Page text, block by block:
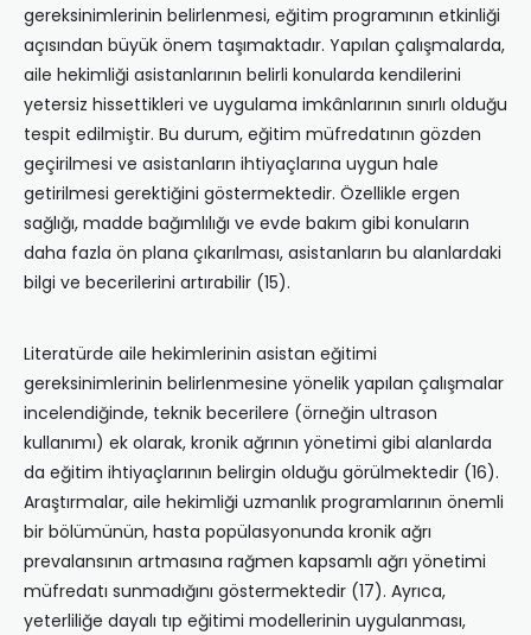
gereksinimlerinin belirlenmesi, eğitim programının etkinliği
açısından büyük önem taşımaktadır. Yapılan çalışmalarda,
aile hekimliği asistanlarının belirli konularda kendilerini
yetersiz hissettikleri ve uygulama imkânlarının sınırlı olduğu
tespit edilmiştir. Bu durum, eğitim müfredatının gözden
geçirilmesi ve asistanların ihtiyaçlarına uygun hale
getirilmesi gerektiğini göstermektedir. Özellikle ergen
sağlığı, madde bağımlılığı ve evde bakım gibi konuların
daha fazla ön plana çıkarılması, asistanların bu alanlardaki
bilgi ve becerilerini artırabilir (15).
Literatürde aile hekimlerinin asistan eğitimi
gereksinimlerinin belirlenmesine yönelik yapılan çalışmalar
incelendiğinde, teknik becerilere (örneğin ultrason
kullanımı) ek olarak, kronik ağrının yönetimi gibi alanlarda
da eğitim ihtiyaçlarının belirgin olduğu görülmektedir (16).
Araştırmalar, aile hekimliği uzmanlık programlarının önemli
bir bölümünün, hasta popülasyonunda kronik ağrı
prevalansının artmasına rağmen kapsamlı ağrı yönetimi
müfredatı sunmadığını göstermektedir (17). Ayrıca,
yeterliliğe dayalı tıp eğitimi modellerinin uygulanması,